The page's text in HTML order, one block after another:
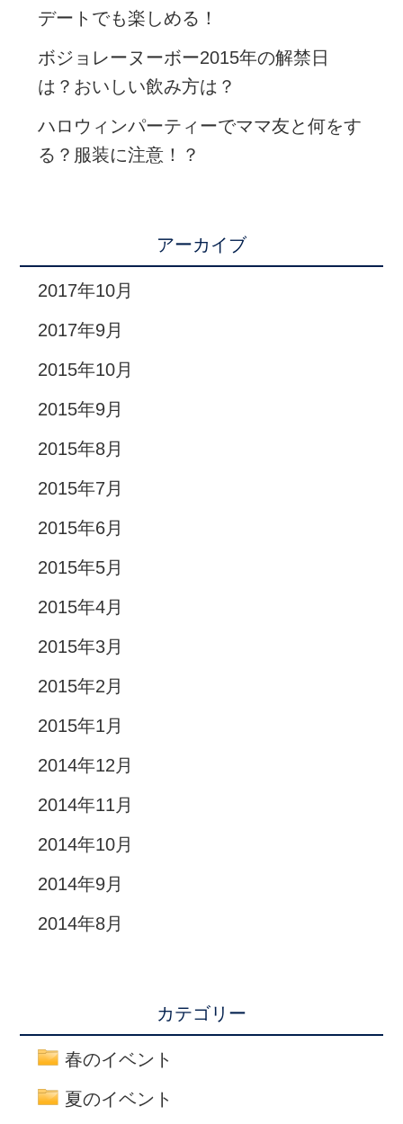
デートでも楽しめる！
ボジョレーヌーボー2015年の解禁日
は？おいしい飲み方は？
ハロウィンパーティーでママ友と何をす
る？服装に注意！？
アーカイブ
2017年10月
2017年9月
2015年10月
2015年9月
2015年8月
2015年7月
2015年6月
2015年5月
2015年4月
2015年3月
2015年2月
2015年1月
2014年12月
2014年11月
2014年10月
2014年9月
2014年8月
カテゴリー
春のイベント
夏のイベント